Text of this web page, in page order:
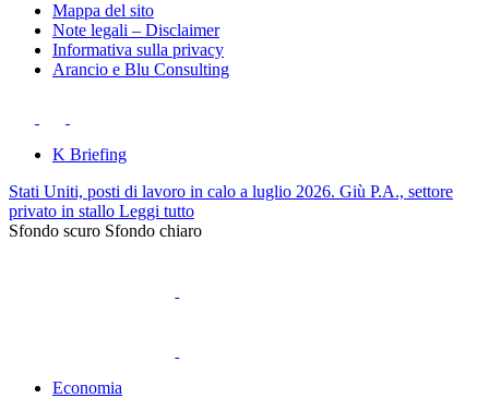
Mappa del sito
Note legali – Disclaimer
Informativa sulla privacy
Arancio e Blu Consulting
K Briefing
Stati Uniti, posti di lavoro in calo a luglio 2026. Giù P.A., settore
privato in stallo Leggi tutto
Sfondo scuro Sfondo chiaro
Economia